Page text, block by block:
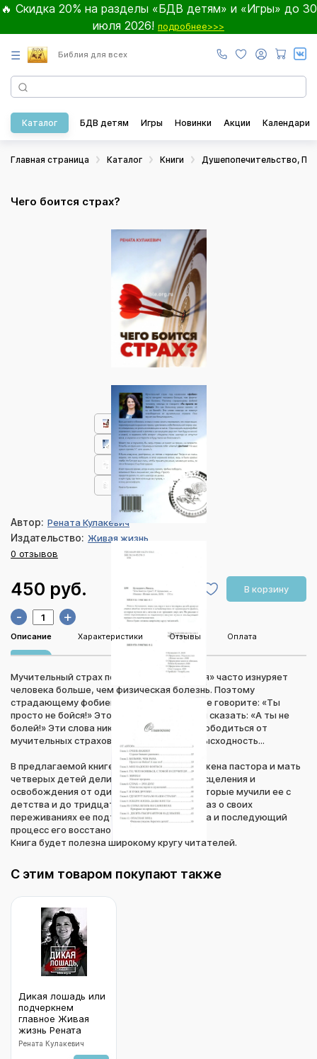
🔥 Скидка 20% на разделы «БДВ детям» и «Игры» до 30
июля 2026! подробнее>>>
☰ Библия для всех
Каталог БДВ детям Игры Новинки Акции Календари
Главная страница Каталог Книги Душепопечительство,
Чего боится страх?
Автор: Рената Кулакевич
Издательство: Живая жизнь
0 отзывов
450 руб. В корзину
- +
Описание Характеристики Отзывы Оплата
Мучительный страх под названием «фобия» часто изнуряет
человека больше, чем физическая болезнь. Поэтому
страдающему фобией человеку никогда не говорите: «Ты
просто не бойся!» Это как больному раком сказать: «А ты не
болей!» Эти слова никогда не помогут освободиться от
мучительных страхов. Они звучат как безысходность...
В предлагаемой книге Рената Кулакевич, жена пастора и мать
четверых детей делится своим опытом исцеления и
освобождения от одиннадцати фобий, которые мучили ее с
детства и до тридцати двух лег. На рассказ о своих
переживаниях ее подтолкнул инсульт мужа и последующий
процесс его восстановления.
Книга будет полезна широкому кругу читателей.
С этим товаром покупают также
Дикая лошадь или
подчеркнем
главное Живая
жизнь Рената
Кулакевич
Рената Кулакевич